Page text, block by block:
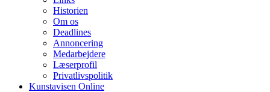
Historien
Om os
Deadlines
Annoncering
Medarbejdere
Læserprofil
Privatlivspolitik
Kunstavisen Online